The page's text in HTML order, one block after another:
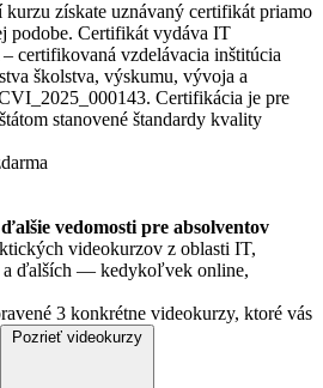
kurzu získate uznávaný certifikát priamo
podobe. Certifikát vydáva IT
vzdelávacia inštitúcia
školstva, výskumu, vývoja a
Certifikácia je pre
stanovené štandardy kvality
vedomosti pre absolventov
videokurzov z oblasti IT,
a ďalších — kedykoľvek online,
3 konkrétne videokurzy, ktoré vás
Pozrieť videokurzy